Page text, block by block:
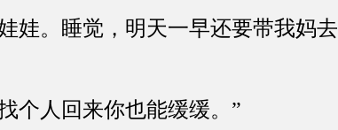
。睡觉，明天一早还要带我妈去
人回来你也能缓缓。”